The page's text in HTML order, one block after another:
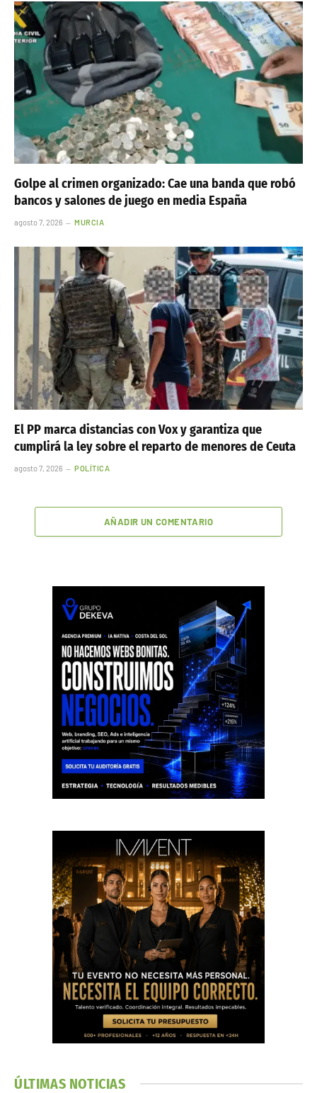
Golpe al crimen organizado: Cae una banda que robó
bancos y salones de juego en media España
agosto 7, 2026 MURCIA
El PP marca distancias con Vox y garantiza que
cumplirá la ley sobre el reparto de menores de Ceuta
agosto 7, 2026 POLÍTICA
AÑADIR UN COMENTARIO
ÚLTIMAS NOTICIAS